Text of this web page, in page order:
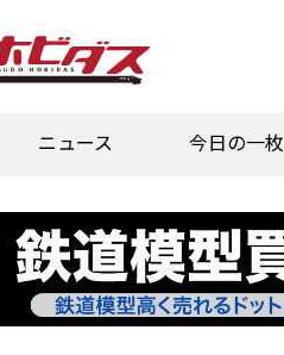
ニュース 今日の一枚